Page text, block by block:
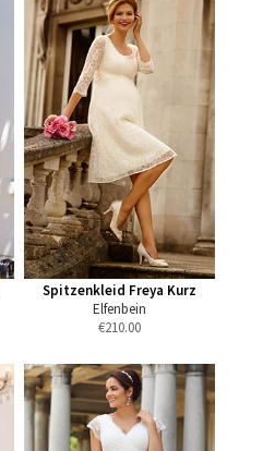
Spitzenkleid Freya Kurz
Elfenbein
€210.00